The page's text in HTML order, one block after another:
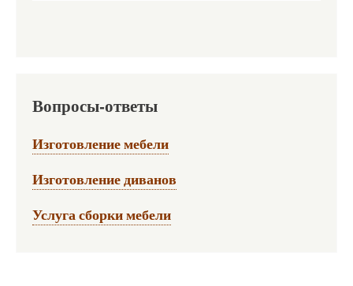
Вопросы-ответы
Изготовление мебели
Изготовление диванов
Услуга сборки мебели